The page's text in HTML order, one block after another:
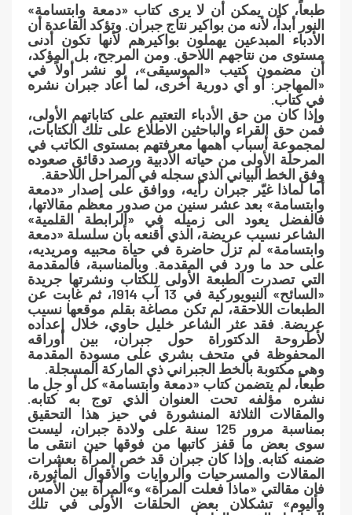
طبعاً، كان يمكن أن لا يرى كتاب «دمعة وابتسامة»
النور أبداً، لأنه من بواكير نتاج جبران. وتؤكد القاعدة أن
الأدباء المبدعين يهملون بواكيرهم لأنها تكون أدنى
مستوى من نتاجهم اللاحق. ومن المرجح، بل المؤكد،
أن مضمون كتيب «الموسيقى»، لو نشر أولاً في
«المهاجر: أو أي دورية أخرى، لما أعاد جبران نشره
في كتاب.
وإذا كان من حق الأدباء التعتيم على كتاباتهم الأولى،
فمن حق القراء والباحثين الاطلاع على تلك الكتابات،
لمجموعة أسباب أهمها معرفتهم بمستوى الكاتب في
المرحلة الأولى من حياته الأدبية ورصد دقائق صعوده
وفق الخط البياني الذي سجله في المراحل اللاحقة.
أما لماذا غيّر جبران رأيه، ووافق على إصدار «دمعة
وابتسامة» بعد عشر سنين من صدور معظم مقالاتها،
فالفضل يعود الى زميله في «الرابطة القلمية»
الشاعر نسيب عريضة، الذي أقنعه بأن سلسلة «دمعة
وابتسامة» لم تزل حاضرة في حياة محبيه ومريديه،
على حد ما ورد في المقدمة. وبالمناسبة، فالمقدمة
التي تصدرت الطبعة الأولى للكتاب ونشرتها جريدة
«السائح» النيويوركية في 13 آب 1914، ثم غابت عن
الطبعات اللاحقة، لم تكن مصاغة بقلم موقعها نسيب
عريضة. فقد عثر الشاعر خليل حاوي، خلال إعداده
لأطروحة الدكتوراة حول جبران، بين أوراقه
المحفوظة في متحف بشري على مسودة المقدمة
وهي مكتوبة بالخط الجبراني ذي الماركة المسجلة.
طبعاً، لم يتضمن كتاب «دمعة وابتسامة» كل أو جل ما
نشره مؤلفه تحت العنوان الذي توج به كتابه.
والمقالات الثلاثة المنشورة في حيز هذا التحقيق
بمناسبة مرور 125 سنة على ولادة جبران، ليست
سوى بعض ما قفز كاتبها من فوقها حين انتقى ما
ضمنه كتابه. وإذا كان جبران قد خص المرأة بعشرات
المقالات والمسرحيات والروايات والأقوال المأثورة،
فإن مقالتي «ماذا فعلت المرأة» و»المرأة بين الأمس
واليوم» تشكلان بعض الحلقات الأولى في تلك